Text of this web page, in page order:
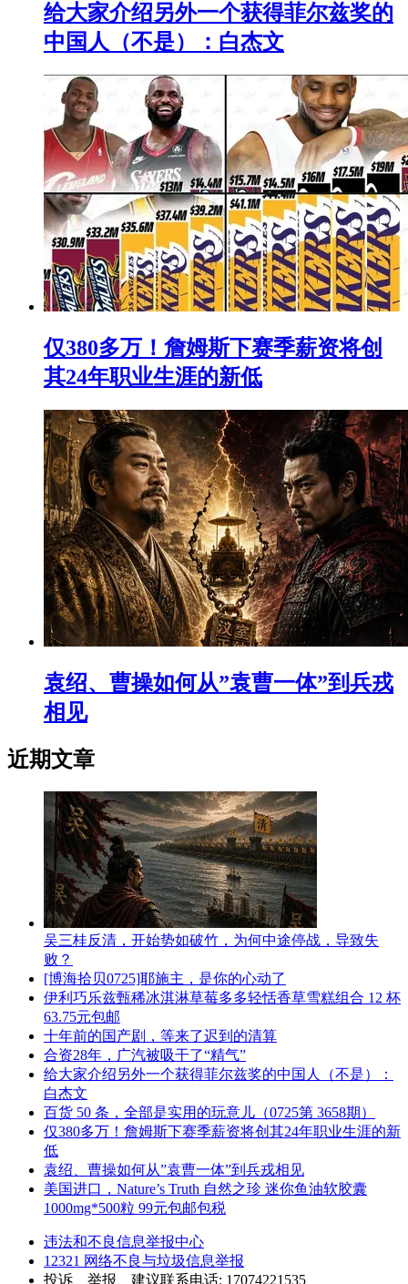
给大家介绍另外一个获得菲尔兹奖的
中国人（不是）：白杰文
仅380多万！詹姆斯下赛季薪资将创
其24年职业生涯的新低
袁绍、曹操如何从”袁曹一体”到兵戎
相见
近期文章
吴三桂反清，开始势如破竹，为何中途停战，导致失
败？
[博海拾贝0725]耶施主，是你的心动了
伊利巧乐兹甄稀冰淇淋草莓多多轻恬香草雪糕组合 12 杯
63.75元包邮
十年前的国产剧，等来了迟到的清算
合资28年，广汽被吸干了“精气”
给大家介绍另外一个获得菲尔兹奖的中国人（不是）：
白杰文
百货 50 条，全部是实用的玩意儿（0725第 3658期）
仅380多万！詹姆斯下赛季薪资将创其24年职业生涯的新
低
袁绍、曹操如何从”袁曹一体”到兵戎相见
美国进口，Nature’s Truth 自然之珍 迷你鱼油软胶囊
1000mg*500粒 99元包邮包税
违法和不良信息举报中心
12321 网络不良与垃圾信息举报
投诉、举报、建议联系电话: 17074221535